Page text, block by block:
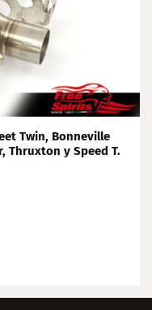
Twin, Bonneville
Thruxton y Speed T.